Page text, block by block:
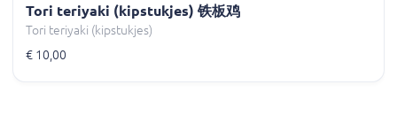
Tori teriyaki (kipstukjes) 铁板鸡
Tori teriyaki (kipstukjes)
€ 10,00